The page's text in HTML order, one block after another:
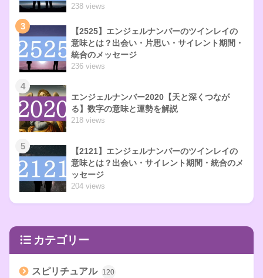
238 views
3
【2525】エンジェルナンバーのツインレイの
意味とは？出会い・片思い・サイレント期間・
統合のメッセージ
236 views
4
エンジェルナンバー2020【天と深くつなが
る】数字の意味と運勢を解説
218 views
5
【2121】エンジェルナンバーのツインレイの
意味とは？出会い・サイレント期間・統合のメ
ッセージ
204 views
カテゴリー
スピリチュアル 120